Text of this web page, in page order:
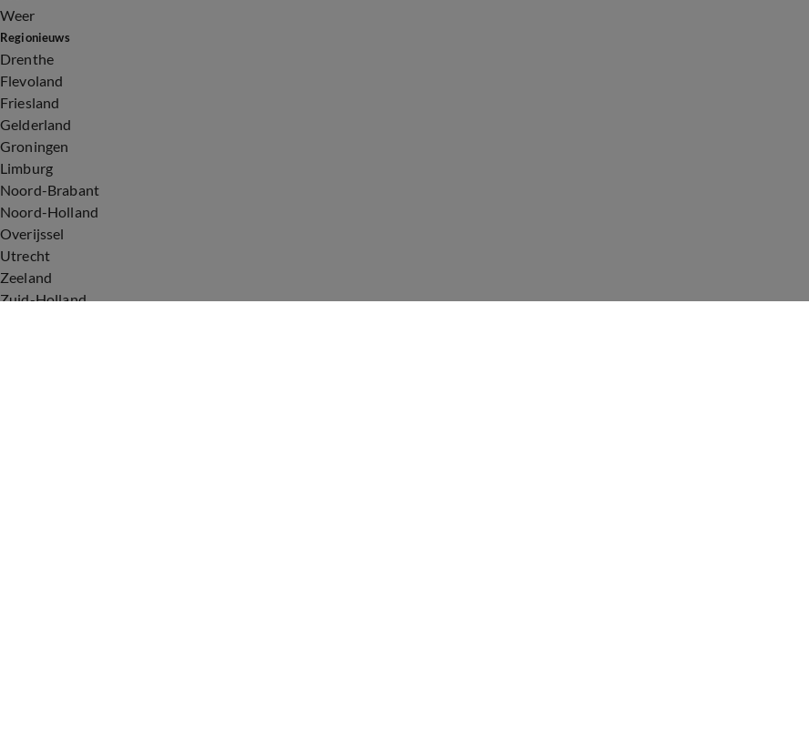
Weer
Regionieuws
Drenthe
Flevoland
Friesland
Gelderland
Groningen
Limburg
Noord-Brabant
Noord-Holland
Overijssel
Utrecht
Zeeland
Zuid-Holland